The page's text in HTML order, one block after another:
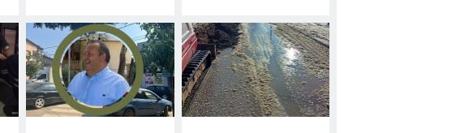
naše PROBLEME